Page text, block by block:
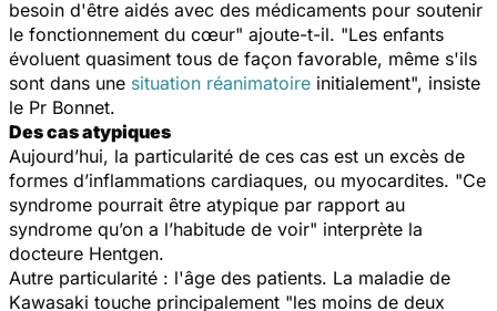
besoin d'être aidés avec des médicaments pour soutenir
le fonctionnement du cœur" ajoute-t-il. "Les enfants
évoluent quasiment tous de façon favorable, même s'ils
sont dans une situation réanimatoire initialement", insiste
le Pr Bonnet.
Des cas atypiques
Aujourd’hui, la particularité de ces cas est un excès de
formes d’inflammations cardiaques, ou myocardites. "Ce
syndrome pourrait être atypique par rapport au
syndrome qu’on a l’habitude de voir" interprète la
docteure Hentgen.
Autre particularité : l'âge des patients. La maladie de
Kawasaki touche principalement "les moins de deux